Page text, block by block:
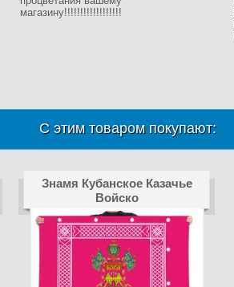
магазину!!!!!!!!!!!!!!!!!!
С этим товаром покупают:
Знамя Кубанское Казачье
Войско